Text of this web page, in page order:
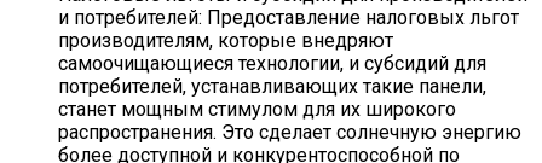
и потребителей: Предоставление налоговых льгот
производителям, которые внедряют
самоочищающиеся технологии, и субсидий для
потребителей, устанавливающих такие панели,
станет мощным стимулом для их широкого
распространения. Это сделает солнечную энергию
более доступной и конкурентоспособной по